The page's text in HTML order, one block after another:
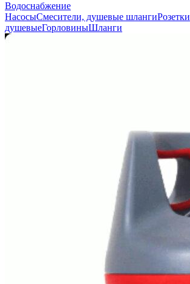
Водоснабжение
НасосыСмесители, душевые шлангиРозетки
душевыеГорловиныШланги